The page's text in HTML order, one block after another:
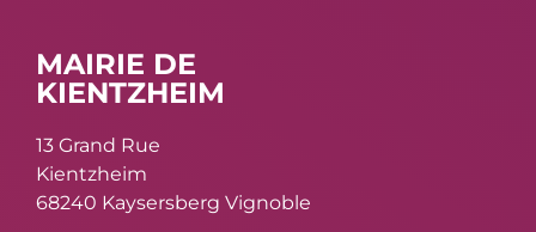
MAIRIE DE
KIENTZHEIM
13 Grand Rue
Kientzheim
68240 Kaysersberg Vignoble